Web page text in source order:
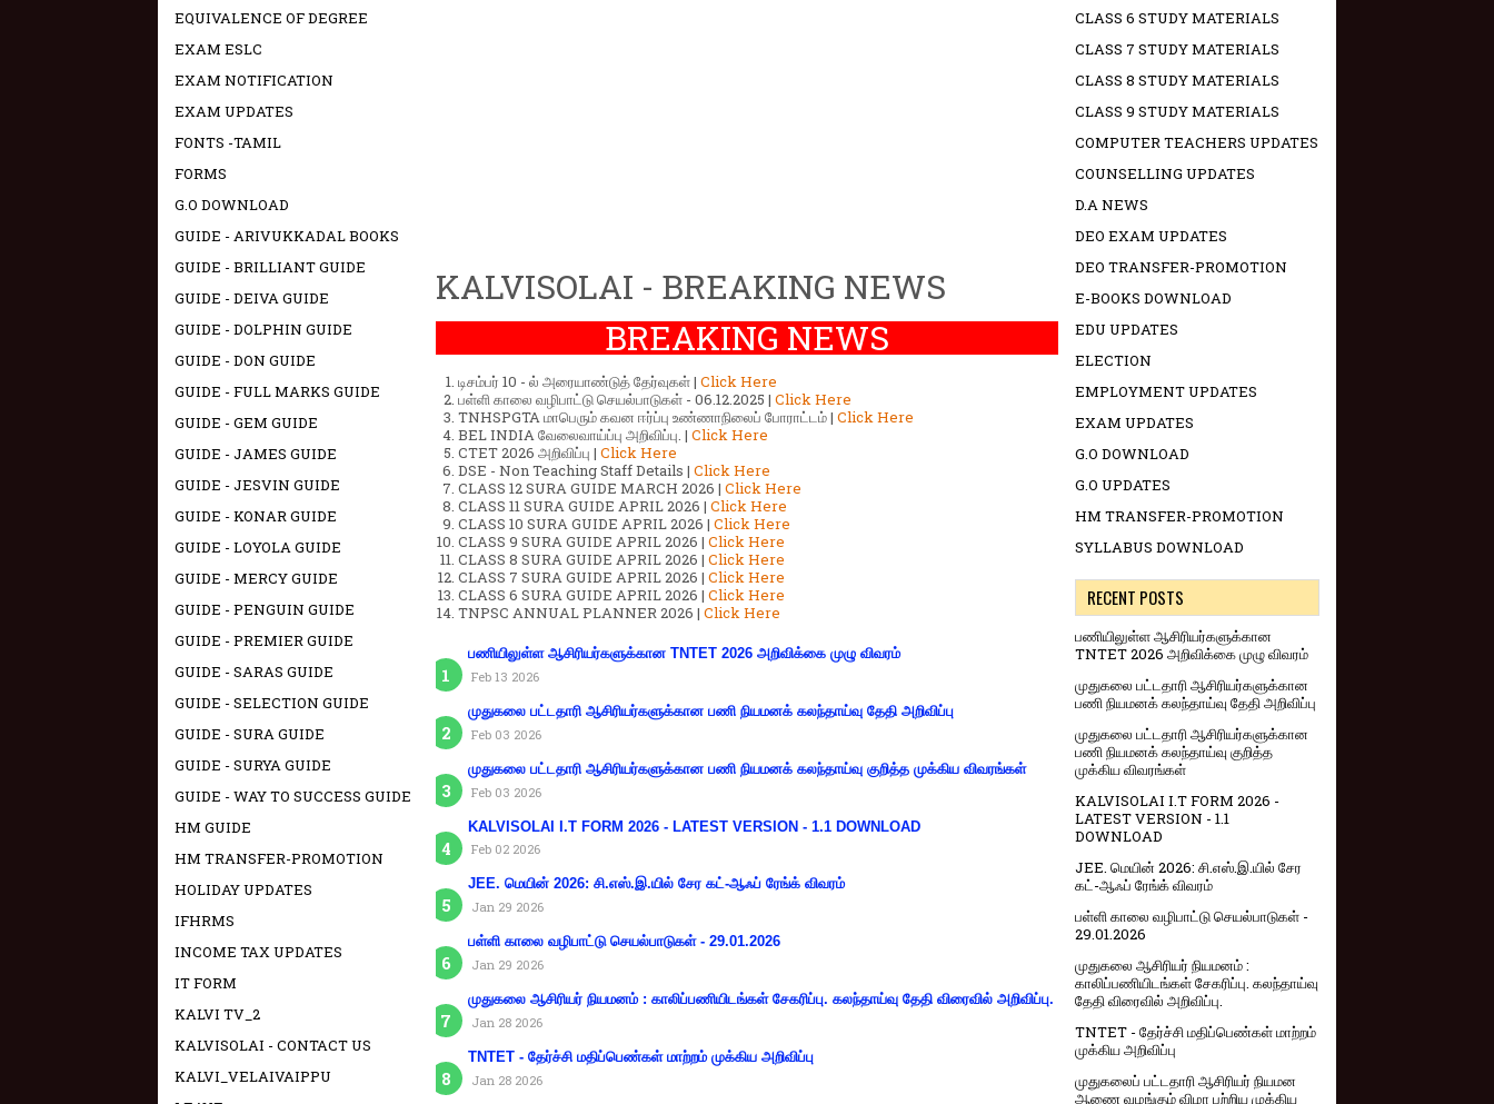
KALVISOLAI - BREAKING NEWS
BREAKING NEWS
டிசம்பர் 10 - ல் அரையாண்டுத் தேர்வுகள் | Click Here
பள்ளி காலை வழிபாட்டு செயல்பாடுகள் - 06.12.2025 | Click Here
TNHSPGTA மாபெரும் கவன ஈர்ப்பு உண்ணாநிலைப் போராட்டம் | Click Here
BEL INDIA வேலைவாய்ப்பு அறிவிப்பு. | Click Here
CTET 2026 அறிவிப்பு | Click Here
DSE - Non Teaching Staff Details | Click Here
CLASS 12 SURA GUIDE MARCH 2026 | Click Here
CLASS 11 SURA GUIDE APRIL 2026 | Click Here
CLASS 10 SURA GUIDE APRIL 2026 | Click Here
CLASS 9 SURA GUIDE APRIL 2026 | Click Here
CLASS 8 SURA GUIDE APRIL 2026 | Click Here
CLASS 7 SURA GUIDE APRIL 2026 | Click Here
CLASS 6 SURA GUIDE APRIL 2026 | Click Here
TNPSC ANNUAL PLANNER 2026 | Click Here
பணியிலுள்ள ஆசிரியர்களுக்கான TNTET 2026 அறிவிக்கை முழு விவரம்
Feb 13 2026
முதுகலை பட்டதாரி ஆசிரியர்களுக்கான பணி நியமனக் கலந்தாய்வு தேதி அறிவிப்பு
Feb 03 2026
முதுகலை பட்டதாரி ஆசிரியர்களுக்கான பணி நியமனக் கலந்தாய்வு குறித்த முக்கிய விவரங்கள்
Feb 03 2026
KALVISOLAI I.T FORM 2026 - LATEST VERSION - 1.1 DOWNLOAD
Feb 02 2026
JEE. மெயின் 2026: சி.எஸ்.இ.யில் சேர கட்-ஆஃப் ரேங்க் விவரம்
Jan 29 2026
பள்ளி காலை வழிபாட்டு செயல்பாடுகள் - 29.01.2026
Jan 29 2026
முதுகலை ஆசிரியர் நியமனம் : காலிப்பணியிடங்கள் சேகரிப்பு. கலந்தாய்வு தேதி விரைவில் அறிவிப்பு.
Jan 28 2026
TNTET - தேர்ச்சி மதிப்பெண்கள் மாற்றம் முக்கிய அறிவிப்பு
Jan 28 2026
EQUIVALENCE OF DEGREE
EXAM ESLC
EXAM NOTIFICATION
EXAM UPDATES
FONTS -TAMIL
FORMS
G.O DOWNLOAD
GUIDE - ARIVUKKADAL BOOKS
GUIDE - BRILLIANT GUIDE
GUIDE - DEIVA GUIDE
GUIDE - DOLPHIN GUIDE
GUIDE - DON GUIDE
GUIDE - FULL MARKS GUIDE
GUIDE - GEM GUIDE
GUIDE - JAMES GUIDE
GUIDE - JESVIN GUIDE
GUIDE - KONAR GUIDE
GUIDE - LOYOLA GUIDE
GUIDE - MERCY GUIDE
GUIDE - PENGUIN GUIDE
GUIDE - PREMIER GUIDE
GUIDE - SARAS GUIDE
GUIDE - SELECTION GUIDE
GUIDE - SURA GUIDE
GUIDE - SURYA GUIDE
GUIDE - WAY TO SUCCESS GUIDE
HM GUIDE
HM TRANSFER-PROMOTION
HOLIDAY UPDATES
IFHRMS
INCOME TAX UPDATES
IT FORM
KALVI TV_2
KALVISOLAI - CONTACT US
KALVI_VELAIVAIPPU
CLASS 6 STUDY MATERIALS
CLASS 7 STUDY MATERIALS
CLASS 8 STUDY MATERIALS
CLASS 9 STUDY MATERIALS
COMPUTER TEACHERS UPDATES
COUNSELLING UPDATES
D.A NEWS
DEO EXAM UPDATES
DEO TRANSFER-PROMOTION
E-BOOKS DOWNLOAD
EDU UPDATES
ELECTION
EMPLOYMENT UPDATES
EXAM UPDATES
G.O DOWNLOAD
G.O UPDATES
HM TRANSFER-PROMOTION
SYLLABUS DOWNLOAD
RECENT POSTS
பணியிலுள்ள ஆசிரியர்களுக்கான
TNTET 2026 அறிவிக்கை முழு விவரம்
முதுகலை பட்டதாரி ஆசிரியர்களுக்கான
பணி நியமனக் கலந்தாய்வு தேதி அறிவிப்பு
முதுகலை பட்டதாரி ஆசிரியர்களுக்கான
பணி நியமனக் கலந்தாய்வு குறித்த
முக்கிய விவரங்கள்
KALVISOLAI I.T FORM 2026 -
LATEST VERSION - 1.1
DOWNLOAD
JEE. மெயின் 2026: சி.எஸ்.இ.யில் சேர
கட்-ஆஃப் ரேங்க் விவரம்
பள்ளி காலை வழிபாட்டு செயல்பாடுகள் -
29.01.2026
முதுகலை ஆசிரியர் நியமனம் :
காலிப்பணியிடங்கள் சேகரிப்பு. கலந்தாய்வு
தேதி விரைவில் அறிவிப்பு.
TNTET - தேர்ச்சி மதிப்பெண்கள் மாற்றம்
முக்கிய அறிவிப்பு
முதுகலைப் பட்டதாரி ஆசிரியர் நியமன
ஆணை வழங்கும் விழா பற்றிய முக்கிய